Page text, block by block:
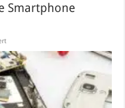
Smartphone
für
tun,
wenn
das
teure
Smartphone
kaputt
ist?